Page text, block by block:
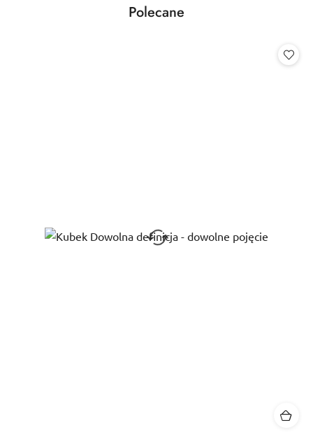
Pomiń karuzelę produktów
Produkty
Polecane